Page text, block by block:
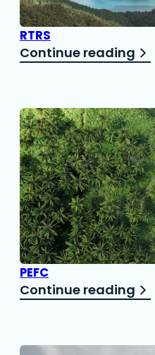
RTRS
Continue reading
PEFC
Continue reading